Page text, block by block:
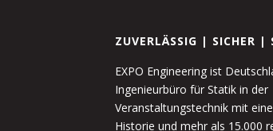
ZUVERLÄSSIG | SICHER |
EXPO Engineering ist
Ingenieurbüro für Statik in der
Veranstaltungstechnik mit
Historie und mehr als 15.000